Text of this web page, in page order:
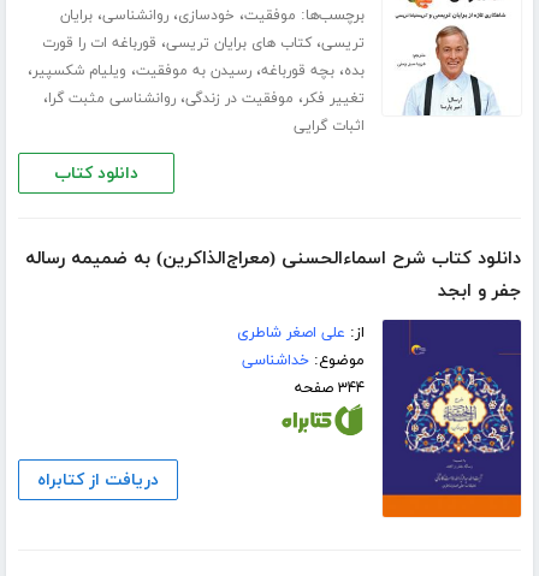
برچسب‌ها: موفقیت، خودسازی،روانشناسی،برایان
تریسی،کتاب های برایان تریسی، قورباغه ات را قورت
بده،بچه قورباغه،رسیدن به موفقیت، ویلیام شکسپیر،
تغییر فکر، موفقیت در زندگی،روانشناسی مثبت گرا،
اثبات گرایی
دانلود کتاب
دانلود کتاب شرح اسماءالحسنی (معراج‌الذاکرین) به ضمیمه رساله
جفر و ابجد
از: علی اصغر شاطری
موضوع:خداشناسی
۳۴۴ صفحه
دریافت از کتابراه